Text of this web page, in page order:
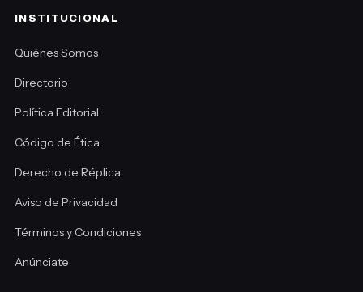
INSTITUCIONAL
Quiénes Somos
Directorio
Política Editorial
Código de Ética
Derecho de Réplica
Aviso de Privacidad
Términos y Condiciones
Anúnciate